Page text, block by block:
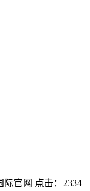
际官网 点击： 2334